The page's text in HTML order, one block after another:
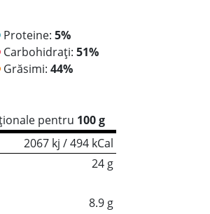
Proteine: 5%
Carbohidrați: 51%
Grăsimi: 44%
pentru 100 g
2067 kj / 494 kCal
24 g
8.9 g